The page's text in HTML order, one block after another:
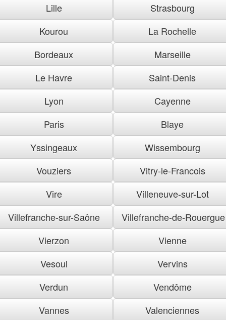
Lille
Strasbourg
Kourou
La Rochelle
Bordeaux
Marseille
Le Havre
Saint-Denis
Lyon
Cayenne
Paris
Blaye
Yssingeaux
Wissembourg
Vouziers
Vitry-le-Francois
Vire
Villeneuve-sur-Lot
Villefranche-sur-Saône
Villefranche-de-Rouergue
Vierzon
Vienne
Vesoul
Vervins
Verdun
Vendôme
Vannes
Valenciennes